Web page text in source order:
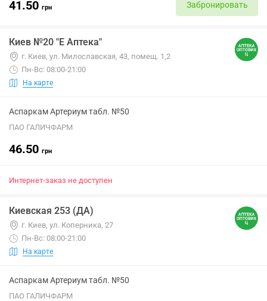
41.50 грн Забронировать
Киев №20 "Е Аптека"
г. Киев, ул. Милославская, 43, помещ. 1,2
Пн-Вс: 08:00-21:00
На карте
Аспаркам Артериум табл. №50
ПАО ГАЛИЧФАРМ
46.50 грн
Интернет-заказ не доступен
Киевская 253 (ДА)
г. Киев, ул. Коперника, 27
Пн-Вс: 08:00-21:00
На карте
Аспаркам Артериум табл. №50
ПАО ГАЛИЧФАРМ